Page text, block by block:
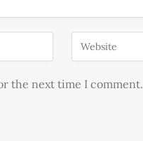
the next time I comment.